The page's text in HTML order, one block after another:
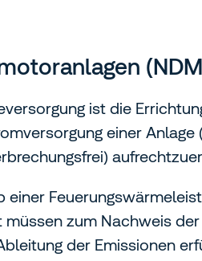
ist die
einer
einer
müssen zum Nachweis
der Emissionen